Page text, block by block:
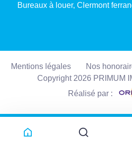
Bureaux à louer, Clermont
Mentions légales Nos
Copyright 2026 PRIMUM
Réalisé par :